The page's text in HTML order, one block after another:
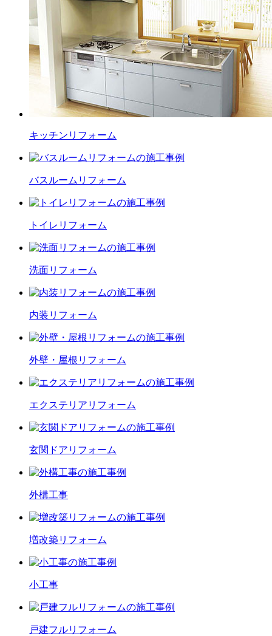
キッチン リフォーム
バスルーム リフォーム
トイレ リフォーム
洗面リフォーム
内装 リフォーム
外壁・屋根 リフォーム
エクステリア リフォーム
玄関ドア リフォーム
外構工事
増改築リフォーム
小工事
戸建フルリフォーム